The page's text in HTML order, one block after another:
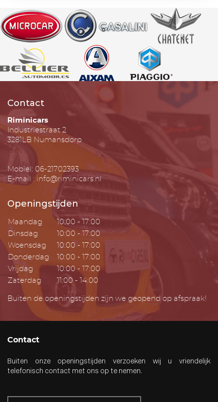
Contact
Riminicars
Industriestraat 2
3281LB Numansdorp
Mobiel: 06-21702393
E-mail : info@riminicars.nl
Openingstijden
Maandag
10:00 - 17:00
Dinsdag
10:00 - 17:00
Woensdag
10:00 - 17:00
Donderdag
10:00 - 17:00
Vrijdag
10:00 - 17:00
Zaterdag
11:00 - 14:00
Buiten de openingstijden zijn we geopend op afspraak!
Contact
Buiten onze openingstijden verzoeken wij u vriendelijk
telefonisch contact met ons op te nemen.